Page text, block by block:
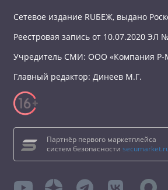
Сетевое издание RUБЕЖ, выдано
Реестровая запись от 10.07.2020 ЭЛ
Учредитель СМИ: ООО «Компания Р-
Главный редактор: Динеев М.Г.
Партнёр первого маркетплейса
систем безопасности